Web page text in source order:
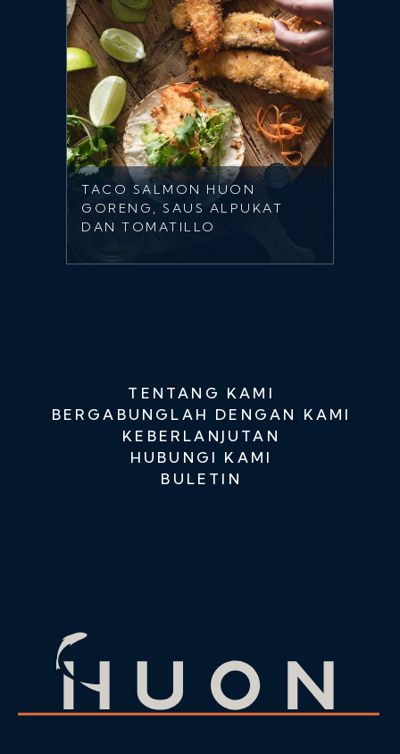
TACO SALMON HUON
GORENG, SAUS ALPUKAT
DAN TOMATILLO
TENTANG KAMI
BERGABUNGLAH DENGAN KAMI
KEBERLANJUTAN
HUBUNGI KAMI
BULETIN